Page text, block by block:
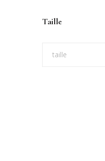
Taille
taille